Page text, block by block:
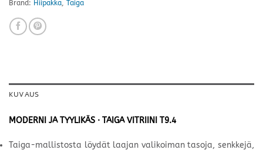
Brand: Hiipakka Taiga
KUVAUS
MODERNI JA TYYLIKÄS · TAIGA VITRIINI T9.4
Taiga-mallistosta löydät laajan valikoiman tasoja, senkkejä,